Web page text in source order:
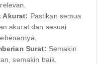
Akurat: Pastikan semua
akurat dan sesuai
Surat: Semakin
semakin baik.